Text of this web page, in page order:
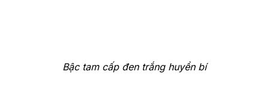
Bậc tam cấp đen trắng huyền bí